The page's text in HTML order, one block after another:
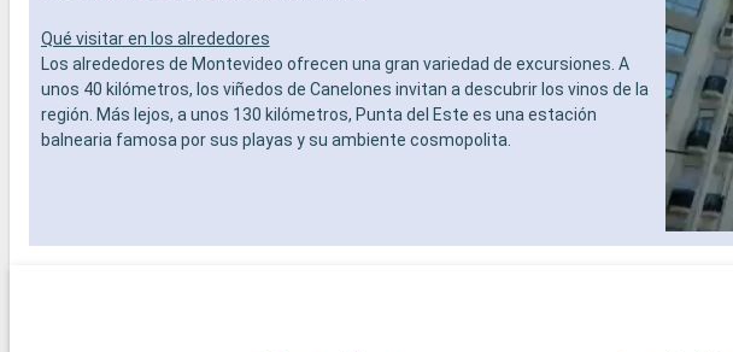
Qué visitar en los alrededores
Los alrededores de Montevideo ofrecen una gran variedad de excursiones. A
unos 40 kilómetros, los viñedos de Canelones invitan a descubrir los vinos de la
región. Más lejos, a unos 130 kilómetros, Punta del Este es una estación
balnearia famosa por sus playas y su ambiente cosmopolita.